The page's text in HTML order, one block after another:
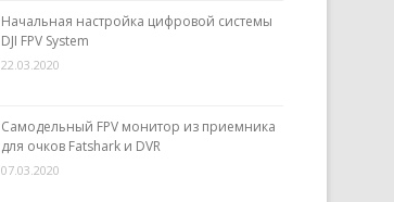
Начальная настройка цифровой системы
DJI FPV System
22.03.2020
Самодельный FPV монитор из приемника
для очков Fatshark и DVR
07.03.2020